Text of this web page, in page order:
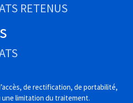
RETENUS
de rectification, de portabilité,
une limitation du traitement.